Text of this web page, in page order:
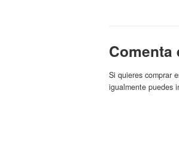
Si quieres comprar
igualmente puedes